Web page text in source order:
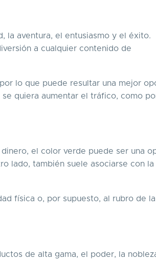
la aventura, el entusiasmo y el éxito.
a cualquier contenido de
lo que puede resultar una mejor
quiera aumentar el tráfico, como
el color verde puede ser una
lado, también suele asociarse con la
física o, por supuesto, al rubro de la
de alta gama, el poder, la